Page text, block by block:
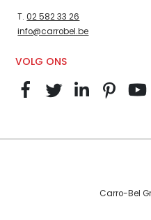
T.02 582 33 26
info@carrobel.be
VOLG ONS
Carro-Bel